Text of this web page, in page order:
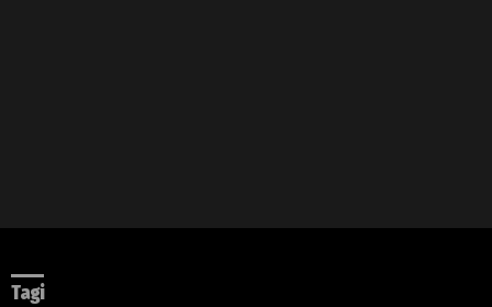
Tagi